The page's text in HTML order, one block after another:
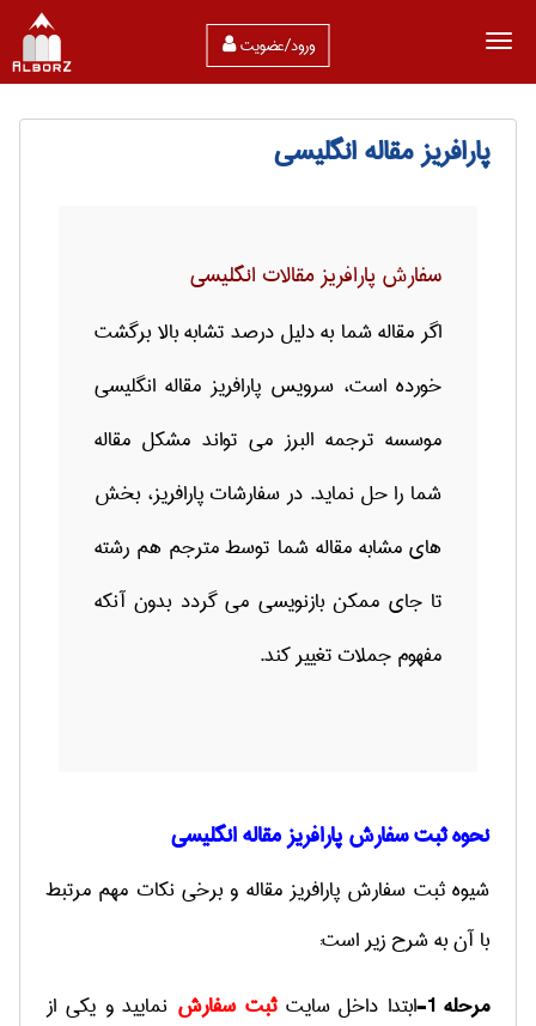
ورود/عضویت
پارافریز مقاله انگلیسی
سفارش پارافریز مقالات انگلیسی
اگر مقاله شما به دلیل درصد تشابه بالا برگشت
خورده است، سرویس پارافریز مقاله انگلیسی
موسسه ترجمه البرز می تواند مشکل مقاله
شما را حل نماید. در سفارشات پارافریز، بخش
های مشابه مقاله شما توسط مترجم هم رشته
تا جای ممکن بازنویسی می گردد بدون آنکه
مفهوم جملات تغییر کند.
نحوه ثبت سفارش پارافریز مقاله انگلیسی
شیوه ثبت سفارش پارافریز مقاله و برخی نکات مهم مرتبط
با آن به شرح زیر است:
مرحله 1- ابتدا داخل سایت ثبت سفارش نمایید و یکی از